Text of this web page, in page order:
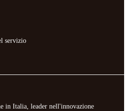
servizio
in Italia, leader nell'innovazione